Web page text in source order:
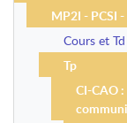
MP2I - PCSI
Cours et Td
Tp
CI-CAO